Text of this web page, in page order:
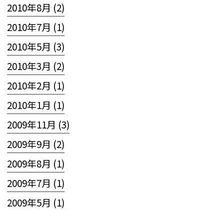
2010年8月 (2)
2010年7月 (1)
2010年5月 (3)
2010年3月 (2)
2010年2月 (1)
2010年1月 (1)
2009年11月 (3)
2009年9月 (2)
2009年8月 (1)
2009年7月 (1)
2009年5月 (1)